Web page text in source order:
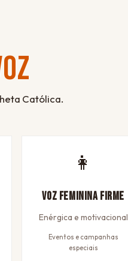
Católica.
👩
Voz Feminina Firme
Enérgica e motivacional
Eventos e campanhas
especiais